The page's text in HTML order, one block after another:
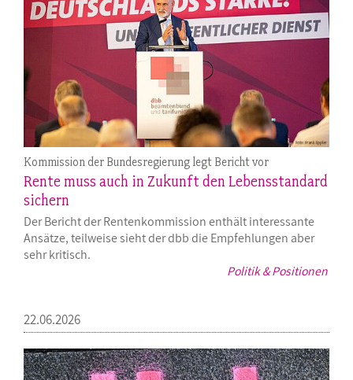
Politik & Positionen
Kommission der Bundesregierung legt Bericht vor
Rente muss auch in Zukunft den Lebensstandard
sichern
Der Bericht der Rentenkommission enthält interessante
Ansätze, teilweise sieht der dbb die Empfehlungen aber
sehr kritisch.
22.06.2026